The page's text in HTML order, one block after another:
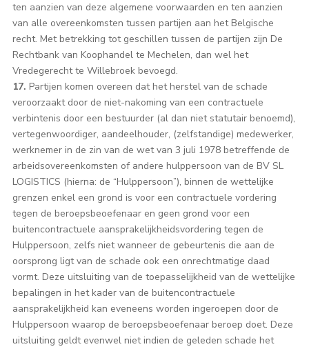
ten aanzien van deze algemene voorwaarden en ten aanzien
van alle overeenkomsten tussen partijen aan het Belgische
recht. Met betrekking tot geschillen tussen de partijen zijn De
Rechtbank van Koophandel te Mechelen, dan wel het
Vredegerecht te Willebroek bevoegd.
17. Partijen komen overeen dat het herstel van de schade
veroorzaakt door de niet-nakoming van een contractuele
verbintenis door een bestuurder (al dan niet statutair benoemd),
vertegenwoordiger, aandeelhouder, (zelfstandige) medewerker,
werknemer in de zin van de wet van 3 juli 1978 betreffende de
arbeidsovereenkomsten of andere hulppersoon van de BV SL
LOGISTICS (hierna: de “Hulppersoon”), binnen de wettelijke
grenzen enkel een grond is voor een contractuele vordering
tegen de beroepsbeoefenaar en geen grond voor een
buitencontractuele aansprakelijkheidsvordering tegen de
Hulppersoon, zelfs niet wanneer de gebeurtenis die aan de
oorsprong ligt van de schade ook een onrechtmatige daad
vormt. Deze uitsluiting van de toepasselijkheid van de wettelijke
bepalingen in het kader van de buitencontractuele
aansprakelijkheid kan eveneens worden ingeroepen door de
Hulppersoon waarop de beroepsbeoefenaar beroep doet. Deze
uitsluiting geldt evenwel niet indien de geleden schade het